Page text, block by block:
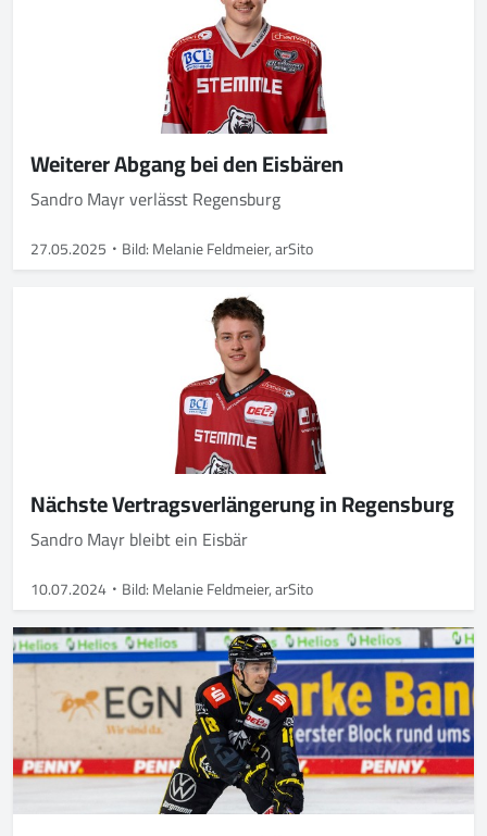
Weiterer Abgang bei den Eisbären
Sandro Mayr verlässt Regensburg
27.05.2025 Bild: Melanie Feldmeier, arSito
Nächste Vertragsverlängerung in Regensburg
Sandro Mayr bleibt ein Eisbär
10.07.2024 Bild: Melanie Feldmeier, arSito